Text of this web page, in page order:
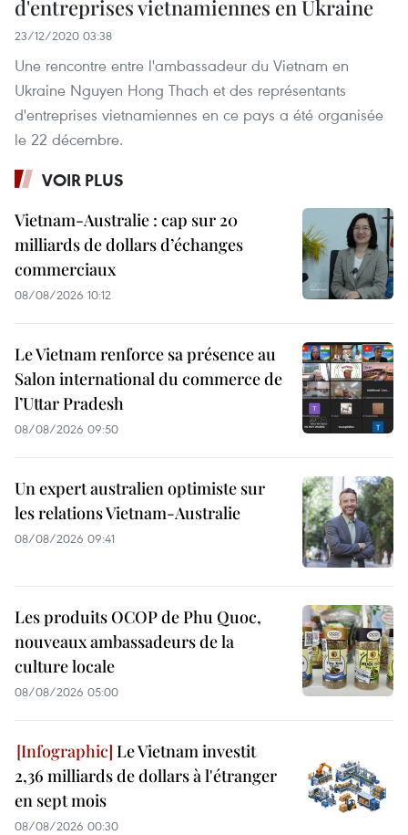
d'entreprises vietnamiennes en Ukraine
23/12/2020 03:38
Une rencontre entre l'ambassadeur du Vietnam en
Ukraine Nguyen Hong Thach et des représentants
d'entreprises vietnamiennes en ce pays a été organisée
le 22 décembre.
VOIR PLUS
Vietnam-Australie : cap sur 20
milliards de dollars d’échanges
commerciaux
08/08/2026 10:12
Le Vietnam renforce sa présence au
Salon international du commerce de
l’Uttar Pradesh
08/08/2026 09:50
Un expert australien optimiste sur
les relations Vietnam-Australie
08/08/2026 09:41
Les produits OCOP de Phu Quoc,
nouveaux ambassadeurs de la
culture locale
08/08/2026 05:00
Le Vietnam investit
2,36 milliards de dollars à l'étranger
en sept mois
08/08/2026 00:30